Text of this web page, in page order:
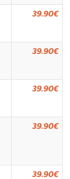
39.90€
39.90€
39.90€
39.90€
39.90€